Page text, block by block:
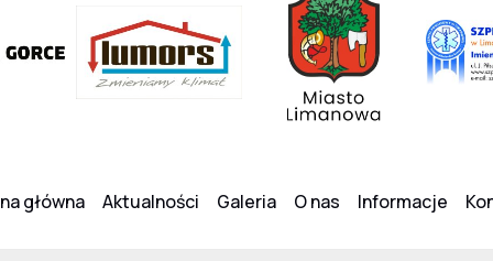
główna Aktualności Galeria O nas Informacje